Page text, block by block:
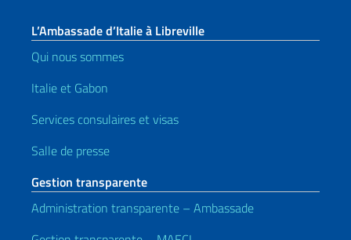
L’Ambassade d’Italie à Libreville
Qui nous sommes
Italie et Gabon
Services consulaires et visas
Salle de presse
Gestion transparente
Administration transparente – Ambassade